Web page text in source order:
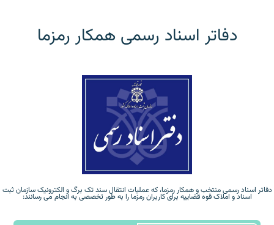
دفاتر اسناد رسمی همکار رمزما
دفاتر اسناد رسمی منتخب و همکار رمزما، که عملیات انتقال سند تک برگ و الکترونیک سازمان ثبت
اسناد و املاک قوه قضاییه برای کاربران رمزما را به طور تخصصی به انجام می رسانند: